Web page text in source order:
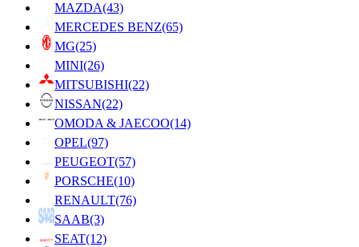
MAZDA(43)
MERCEDES BENZ(65)
MG(25)
MINI(26)
MITSUBISHI(22)
NISSAN(22)
OMODA & JAECOO(14)
OPEL(97)
PEUGEOT(57)
PORSCHE(10)
RENAULT(76)
SAAB(3)
SEAT(12)